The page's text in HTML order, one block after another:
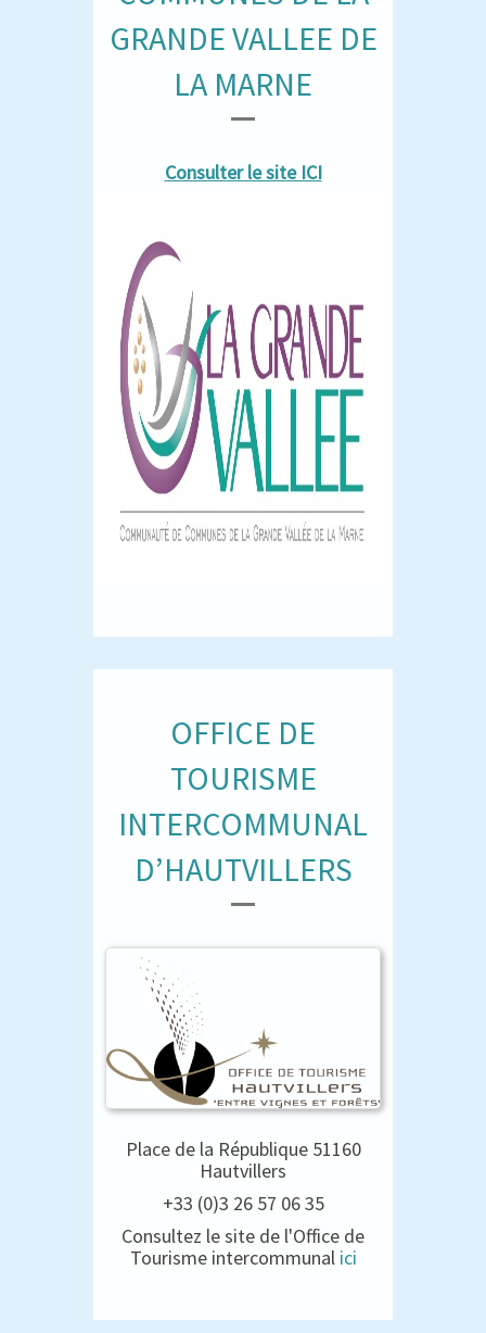
GRANDE VALLEE DE
LA MARNE
Consulter le site ICI
OFFICE DE
TOURISME
INTERCOMMUNAL
D’HAUTVILLERS
Place de la République 51160
Hautvillers
+33 (0)3 26 57 06 35
Consultez le site de l'Office de
Tourisme intercommunal ici